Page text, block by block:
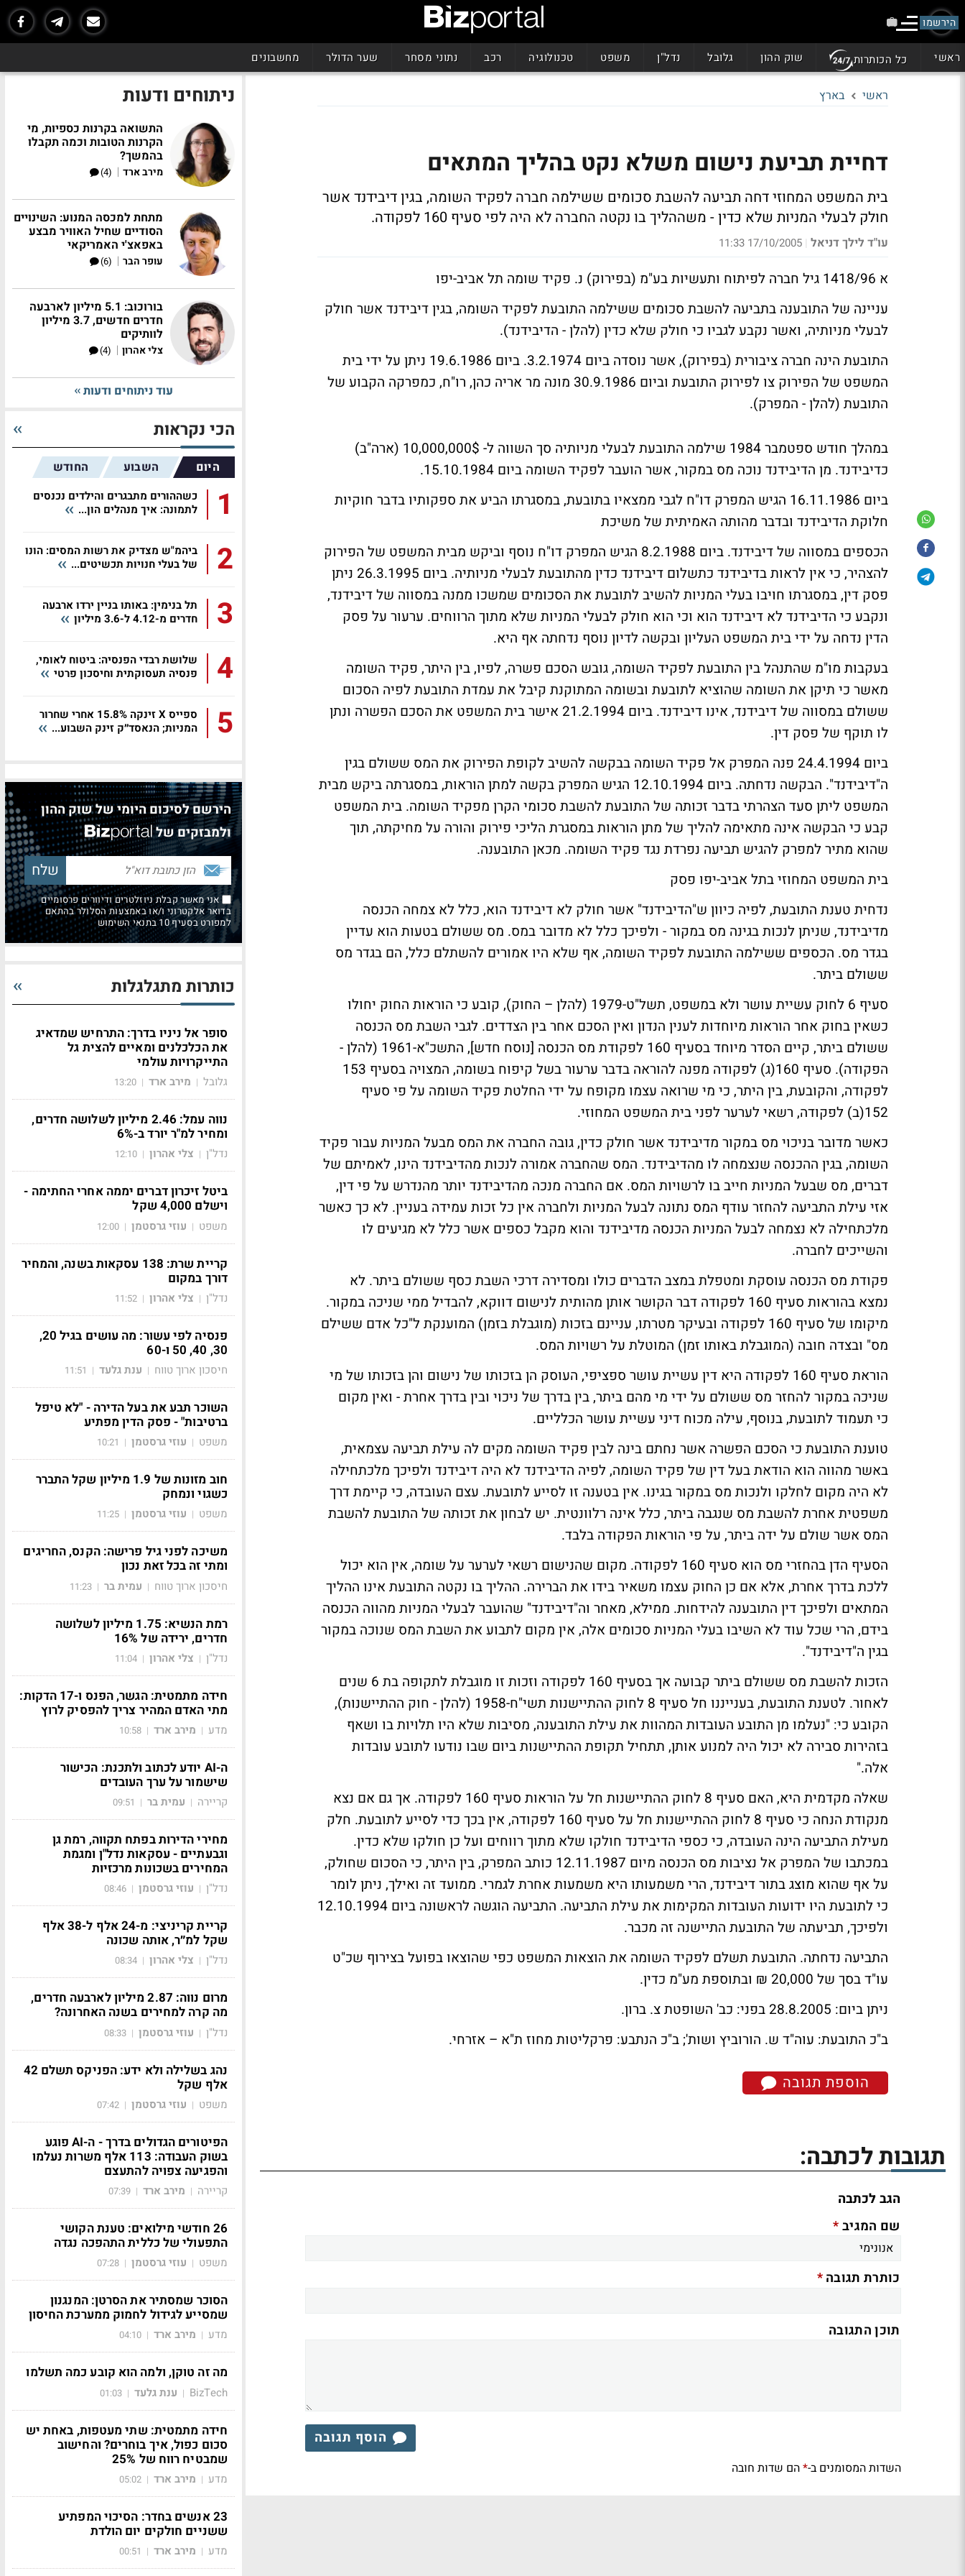
הירשמו
ראשי כל הכותרות שוק ההון גלובל נדל"ן משפט טכנולוגיה רכב נתוני מסחר שער הדולר מחשבונים
ראשי בארץ
דחיית תביעת נישום משלא נקט בהליך המתאים
בית המשפט המחוזי דחה תביעה להשבת סכומים ששילמה חברה לפקיד השומה, בגין דיבידנד אשר
חולק לבעלי המניות שלא כדין - משההליך בו נקטה החברה לא היה לפי סעיף 160 לפקודה.
עו"ד לילך דניאל |
17/10/2005 11:33
א 1418/96 גיל חברה לפיתוח ותעשיות בע"מ (בפירוק) נ. פקיד שומה תל אביב-יפו
עניינה של התובענה בתביעה להשבת סכומים ששילמה התובעת לפקיד השומה, בגין דיבידנד אשר חולק
לבעלי מניותיה, ואשר נקבע לגביו כי חולק שלא כדין (להלן - הדיבידנד).
התובעת הינה חברה ציבורית (בפירוק), אשר נוסדה ביום 3.2.1974. ביום 19.6.1986 ניתן על ידי בית
המשפט של הפירוק צו לפירוק התובעת וביום 30.9.1986 מונה מר אריה כהן, רו"ח, כמפרקה הקבוע של
התובעת (להלן - המפרק).
במהלך חודש ספטמבר 1984 שילמה התובעת לבעלי מניותיה סך השווה ל- 10,000,000$ (ארה"ב)
כדיבידנד. מן הדיבידנד נוכה מס במקור, אשר הועבר לפקיד השומה ביום 15.10.1984.
ביום 16.11.1986 הגיש המפרק דו"ח לגבי ממצאיו בתובעת, במסגרתו הביע את ספקותיו בדבר חוקיות
חלוקת הדיבידנד ובדבר מהותה האמיתית של משיכת
הכספים במסווה של דיבידנד. ביום 8.2.1988 הגיש המפרק דו"ח נוסף וביקש מבית המשפט של הפירוק
להצהיר, כי אין לראות בדיבידנד כתשלום דיבידנד כדין מהתובעת לבעלי מניותיה. ביום 26.3.1995 ניתן
פסק דין, במסגרתו חויבו בעלי המניות להשיב לתובעת את הסכומים שמשכו ממנה במסווה של דיבידנד,
ונקבע כי הדיבידנד לא דיבידנד הוא וכי הוא חולק לבעלי המניות שלא מתוך הרווחים. ערעור על פסק
הדין נדחה על ידי בית המשפט העליון ובקשה לדיון נוסף נדחתה אף היא.
בעקבות מו"מ שהתנהל בין התובעת לפקיד השומה, גובש הסכם פשרה, לפיו, בין היתר, פקיד השומה
מאשר כי תיקן את השומה שהוציא לתובעת ובשומה המתוקנת קיבל את עמדת התובעת לפיה הסכום
ששולם במסווה של דיבידנד, אינו דיבידנד. ביום 21.2.1994 אישר בית המשפט את הסכם הפשרה ונתן
לו תוקף של פסק דין.
ביום 24.4.1994 פנה המפרק אל פקיד השומה בבקשה להשיב לקופת הפירוק את המס ששולם בגין
ה"דיבידנד". הבקשה נדחתה. ביום 12.10.1994 הגיש המפרק בקשה למתן הוראות, במסגרתה ביקש מבית
המשפט ליתן סעד הצהרתי בדבר זכותה של התובעת להשבת סכומי הקרן מפקיד השומה. בית המשפט
קבע כי הבקשה אינה מתאימה להליך של מתן הוראות במסגרת הליכי פירוק והורה על מחיקתה, תוך
שהוא מתיר למפרק להגיש תביעה נפרדת נגד פקיד השומה. מכאן התובענה.
בית המשפט המחוזי בתל אביב-יפו פסק
נדחית טענת התובעת, לפיה כיוון ש"הדיבידנד" אשר חולק לא דיבידנד הוא, כלל לא צמחה הכנסה
מדיבידנד, שניתן לנכות בגינה מס במקור - ולפיכך כלל לא מדובר במס. מס ששולם בטעות הוא עדיין
בגדר מס. הכספים ששילמה התובעת לפקיד השומה, אף שלא היו אמורים להשתלם כלל, הם בגדר מס
ששולם ביתר.
סעיף 6 לחוק עשיית עושר ולא במשפט, תשל"ט-1979 (להלן – החוק), קובע כי הוראות החוק יחולו
כשאין בחוק אחר הוראות מיוחדות לענין הנדון ואין הסכם אחר בין הצדדים. לגבי השבת מס הכנסה
ששולם ביתר, קיים הסדר מיוחד בסעיף 160 לפקודת מס הכנסה [נוסח חדש], התשכ"א-1961 (להלן -
הפקודה). סעיף 160(ג) לפקודה מפנה להוראה בדבר ערעור בשל קיפוח בשומה, המצויה בסעיף 153
לפקודה, והקובעת, בין היתר, כי מי שרואה עצמו מקופח על ידי החלטת פקיד השומה על פי סעיף
152(ב) לפקודה, רשאי לערער לפני בית המשפט המחוזי.
כאשר מדובר בניכוי מס במקור מדיבידנד אשר חולק כדין, גובה החברה את המס מבעל המניות עבור פקיד
השומה, בגין ההכנסה שנצמחה לו מהדיבידנד. המס שהחברה אמורה לנכות מהדיבידנד הינו, לאמיתם של
דברים, מס שבעל המניות חייב בו לרשויות המס. אם החברה מנכה מהדיבידנד יותר מהנדרש על פי דין,
אזי עילת התביעה להחזר עודף המס נתונה לבעל המניות ולחברה אין כל זכות עמידה בעניין. לא כך כאשר
מלכתחילה לא נצמחה לבעל המניות הכנסה מדיבידנד והוא מקבל כספים אשר כלל לא מגיעים לו
והשייכים לחברה.
פקודת מס הכנסה עוסקת ומטפלת במצב הדברים כולו ומסדירה דרכי השבת כסף ששולם ביתר. לא
נמצא בהוראות סעיף 160 לפקודה דבר הקושר אותן מהותית לנישום דווקא, להבדיל ממי שניכה במקור.
מיקומו של סעיף 160 לפקודה ובעיקר מטרתו, עניינם בזכות (מוגבלת בזמן) המוענקת ל"כל אדם ששילם
מס" ובצדה חובה (המוגבלת באותו זמן) המוטלת על רשויות המס.
הוראת סעיף 160 לפקודה היא דין עשיית עושר ספציפי, העוסק הן בזכותו של נישום והן בזכותו של מי
שניכה במקור להחזר מס ששולם על ידי מי מהם ביתר, בין בדרך של ניכוי ובין בדרך אחרת - ואין מקום
כי תעמוד לתובעת, בנוסף, עילה מכוח דיני עשיית עושר הכלליים.
טוענת התובעת כי הסכם הפשרה אשר נחתם בינה לבין פקיד השומה מקים לה עילת תביעה עצמאית,
באשר מהווה הוא הודאת בעל דין של פקיד השומה, לפיה הדיבידנד לא היה דיבידנד ולפיכך מלכתחילה
לא היה מקום לחלקו ולנכות מס במקור בגינו. אין בטענה זו לסייע לתובעת. עצם העובדה, כי קיימת דרך
משפטית אחרת להשבת מס שנגבה ביתר, כלל אינה רלוונטית. יש לבחון את זכותה של התובעת להשבת
המס אשר שולם על ידה ביתר, על פי הוראות הפקודה בלבד.
הסעיף הדן בהחזרי מס הוא סעיף 160 לפקודה. מקום שהנישום רשאי לערער על שומה, אין הוא יכול
ללכת בדרך אחרת, אלא אם כן החוק עצמו משאיר בידו את הברירה. ההליך בו נקטה התובעת אינו ההליך
המתאים ולפיכך דין התובענה להידחות. ממילא, מאחר וה"דיבידנד" שהועבר לבעלי המניות מהווה הכנסה
בידם, הרי שכל עוד לא השיבו בעלי המניות סכומים אלה, אין מקום לתבוע את השבת המס שנוכה במקור
בגין ה"דיבידנד".
הזכות להשבת מס ששולם ביתר קבועה אך בסעיף 160 לפקודה וזכות זו מוגבלת לתקופה בת 6 שנים
לאחור. לטענת התובעת, בענייננו חל סעיף 8 לחוק ההתיישנות תשי"ח-1958 (להלן - חוק ההתיישנות),
הקובע כי: "נעלמו מן התובע העובדות המהוות את עילת התובענה, מסיבות שלא היו תלויות בו ושאף
בזהירות סבירה לא יכול היה למנוע אותן, תתחיל תקופת ההתיישנות ביום שבו נודעו לתובע עובדות
אלה."
שאלה מקדמית היא, האם סעיף 8 לחוק ההתיישנות חל על הוראות סעיף 160 לפקודה. אך גם אם נצא
מנקודת הנחה כי סעיף 8 לחוק ההתיישנות חל על סעיף 160 לפקודה, אין בכך כדי לסייע לתובעת. חלק
מעילת התביעה הינה העובדה, כי כספי הדיבידנד חולקו שלא מתוך רווחים ועל כן חולקו שלא כדין.
במכתבו של המפרק אל נציבות מס הכנסה מיום 12.11.1987 כותב המפרק, בין היתר, כי הסכום שחולק,
על אף שהוא מוצג בתור דיבידנד, הרי משמעותו היא משמעות אחרת לגמרי. ממועד זה ואילך, ניתן לומר
כי לתובעת היו ידועות העובדות המקימות את עילת התביעה. התביעה הוגשה לראשונה ביום 12.10.1994
ולפיכך, תביעתה של התובעת התיישנה זה מכבר.
התביעה נדחתה. התובעת תשלם לפקיד השומה את הוצאות המשפט כפי שהוצאו בפועל בצירוף שכ"ט
עו"ד בסך של 20,000 ₪ ובתוספת מע"מ כדין.
ניתן ביום: 28.8.2005 בפני: כב' השופטת צ. ברון.
ב"כ התובעת: עוה"ד ש. הורוביץ ושות'; ב"כ הנתבע: פרקליטות מחוז ת"א – אזרחי.
הוספת תגובה
תגובות לכתבה:
הגב לכתבה
שם המגיב*
כותרת תגובה*
תוכן התגובה
הוסף תגובה
השדות המסומנים ב-*הם שדות חובה
ניתוחים ודעות
התשואה בקרנות כספיות, מי
הקרנות הטובות וכמה תקבלו
בהמשך?
מירב ארד |
(4)
מתחת למכסה המנוע: השינויים
הסודיים שחיל האוויר מבצע
באפאצ'י האמריקאי
עופר הבר |
(6)
בורוכוב: 5.1 מיליון לארבעה
חדרים חדשים, 3.7 מיליון
לוותיקים
צלי אהרון |
(4)
עוד ניתוחים ודעות
הכי נקראות
היום השבוע החודש
1
כשההורים מתבגרים והילדים נכנסים
לתמונה: איך מנהלים הון...
2
ביהמ"ש מצדיק את רשות המסים: הונו
של בעלי חנויות תכשיטים...
3
תל בנימין: באותו בניין ירדו ארבעה
חדרים מ-4.12 ל-3.6 מיליון
4
שלושת רבדי הפנסיה: ביטוח לאומי,
פנסיה תעסוקתית וחיסכון פרטי
5
ספייס X זינקה 15.8% אחרי שחרור
המניות; הנאסד״ק זינק השבוע...
הירשם לסיכום היומי של שוק ההון
ולמבזקים של
אני מאשר קבלת ניוזלטרים ודיוורים פרסומיים
בדואר אלקטרוני ו/או באמצעות הסלולר בהתאם
למפורט בסעיף 10 בתנאי השימוש
כותרות מתגלגלות
סופר אל ניניו בדרך: התרחיש שמדאיג
את הכלכלנים ומאיים להצית גל
התייקרויות עולמי
גלובל | מירב ארד |
13:20
נווה עמל: 2.46 מיליון לשלושה חדרים,
ומחיר למ"ר יורד ב-6%
נדל"ן | צלי אהרון |
12:10
ביטל זיכרון דברים יממה אחרי החתימה -
וישלם 4,000 שקל
משפט | עוזי גרסטמן |
12:00
קריית שרת: 138 עסקאות בשנה, והמחיר
דורך במקום
נדל"ן | צלי אהרון |
11:52
פנסיה לפי עשור: מה עושים בגיל 20,
30, 40, 50 ו-60
חיסכון ארוך טווח | ענת גלעד |
11:51
השוכר תבע את בעל הדירה - "לא טיפל
ברטיבות" - פסק הדין מפתיע
משפט | עוזי גרסטמן |
10:21
חוב מזונות של 1.9 מיליון שקל התברר
כשגוי ונמחק
משפט | עוזי גרסטמן |
11:25
משיכה לפני גיל פרישה: הקנס, החריגים
ומתי זה בכל זאת נכון
חיסכון ארוך טווח | עמית בר |
11:23
רמת הנשיא: 1.75 מיליון לשלושה
חדרים, ירידה של 16%
נדל"ן | צלי אהרון |
11:04
חידה מתמטית: הגשר, הפנס ו-17 הדקות:
מתי האדם המהיר צריך להפסיק לרוץ
מדע | מירב ארד |
10:58
ה-AI יודע לכתוב ולתכנת: הכישור
שישמור על ערך העובדים
קריירה | עמית בר |
09:51
מחירי הדירות בפתח תקווה, רמת גן
וגבעתיים - עסקאות נדל"ן ומגמת
המחירים בשכונות מרכזיות
נדל"ן | עוזי גרסטמן |
08:46
קריית קריניצי: מ-24 אלף ל-38 אלף
שקל למ״ר, אותה שכונה
נדל"ן | צלי אהרון |
08:34
מרום נווה: 2.87 מיליון לארבעה חדרים,
מה קרה למחירים בשנה האחרונה?
נדל"ן | עוזי גרסטמן |
08:33
נהג בשלילה ולא ידע: הפניקס תשלם 42
אלף שקל
משפט | עוזי גרסטמן |
07:42
הפיטורים הגדולים בדרך - ה-AI פוגע
בשוק העבודה: 113 אלף משרות נעלמו
והפגיעה צפויה להתעצם
קריירה | מירב ארד |
07:39
26 חודשי מילואים: טענת הקושי
התפעולי של כללית התהפכה נגדה
משפט | עוזי גרסטמן |
07:28
הסוכר שמסתיר את הסרטן: המנגנון
שמסייע לגידול לחמוק ממערכת החיסון
מדע | מירב ארד |
04:10
מה זה טוקן, ולמה הוא קובע כמה תשלמו
BizTech
| ענת גלעד |
01:03
חידה מתמטית: שתי מעטפות, באחת יש
סכום כפול, איך בוחרים? והחישוב
שמבטיח רווח של 25%
מדע | מירב ארד |
05:02
23 אנשים בחדר: הסיכוי המפתיע
ששניים חולקים יום הולדת
מדע | מירב ארד |
00:51